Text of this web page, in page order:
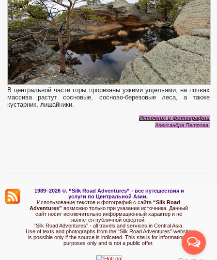
В центральной части горы прорезаны узкими ущельями, на почвах
массива растут сосновые, сосново-березовые леса, а также
кустарник, лишайники.
Источник и фотографии
Александра Петрова.
1989–2026 ©. “Silk Road Adventures” - все путешествия и
услуги по Центральной Азии.
Использование текстов и фотографий с сайта “Silk Road
Adventures” возможно только при указании источника. Данный
сайт носит исключительно информационный характер и не
является публичной офертой.
“Silk Road Adventures” - all travels and services in Central Asia.
Use of texts and photographs from the “Silk Road Adventures” website
is possible only if the source is indicated. This site is for informational
purposes only and is not a public offer.